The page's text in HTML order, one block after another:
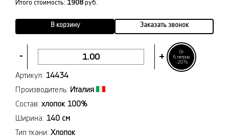
- +
От
6 метров
-20%
Итого стоимость: 1908 руб.
В корзину Заказать звонок
Артикул: 14434
Производитель: Италия
Состав: хлопок 100%
Ширина: 140 см
Тип ткани: Хлопок